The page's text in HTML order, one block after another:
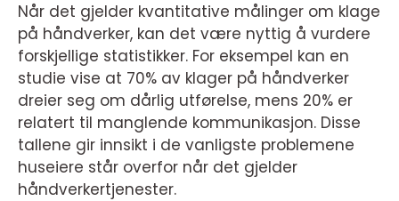
Når det gjelder kvantitative målinger om klage
på håndverker, kan det være nyttig å vurdere
forskjellige statistikker. For eksempel kan en
studie vise at 70% av klager på håndverker
dreier seg om dårlig utførelse, mens 20% er
relatert til manglende kommunikasjon. Disse
tallene gir innsikt i de vanligste problemene
huseiere står overfor når det gjelder
håndverkertjenester.